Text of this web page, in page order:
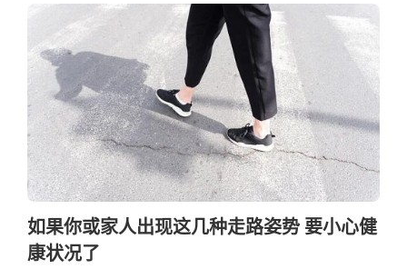
如果你或家人出现这几种走路姿势 要小心健
康状况了